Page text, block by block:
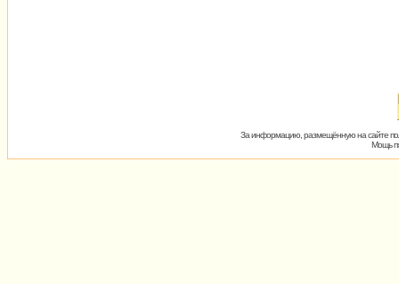
За информацию, размещённую на сайте
Мощь